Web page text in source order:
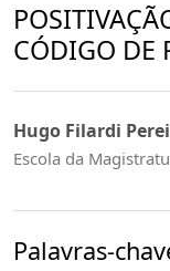
CÓDIGO DE
Hugo Filardi
Escola da
Palavras-